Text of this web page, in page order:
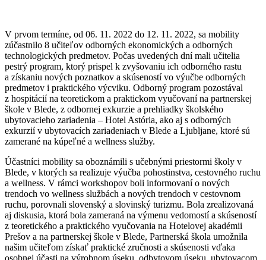
V prvom termíne, od 06. 11. 2022 do 12. 11. 2022, sa mobility
zúčastnilo 8 učiteľov odborných ekonomických a odborných
technologických predmetov. Počas uvedených dní mali učitelia
pestrý program, ktorý prispel k zvyšovaniu ich odborného rastu
a získaniu nových poznatkov a skúseností vo výučbe odborných
predmetov i praktického výcviku. Odborný program pozostával
z hospitácií na teoretickom a praktickom vyučovaní na partnerskej
škole v Blede, z odbornej exkurzie a prehliadky školského
ubytovacieho zariadenia – Hotel Astória, ako aj s odborných
exkurzií v ubytovacích zariadeniach v Blede a Ljubljane, ktoré sú
zamerané na kúpeľné a wellness služby.
Účastníci mobility sa oboznámili s učebnými priestormi školy v
Blede, v ktorých sa realizuje výučba pohostinstva, cestovného ruchu
a wellness. V rámci workshopov boli informovaní o nových
trendoch vo wellness službách a nových trendoch v cestovnom
ruchu, porovnali slovenský a slovinský turizmu. Bola zrealizovaná
aj diskusia, ktorá bola zameraná na výmenu vedomostí a skúseností
z teoretického a praktického vyučovania na Hotelovej akadémii
Prešov a na partnerskej škole v Blede, Partnerská škola umožnila
našim učiteľom získať praktické zručnosti a skúsenosti vďaka